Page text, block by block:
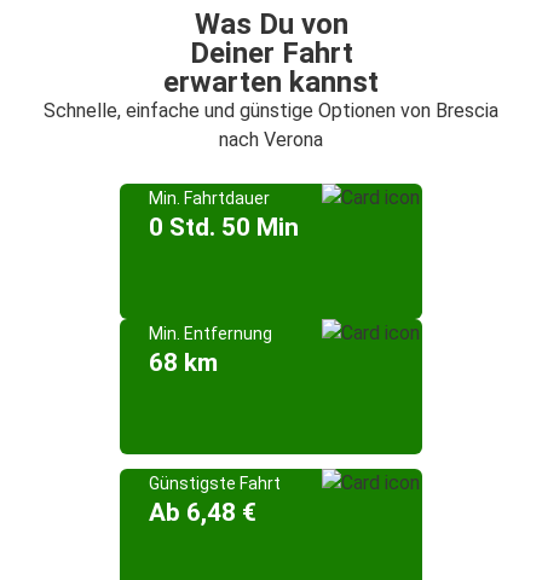
Was Du von
Deiner Fahrt
erwarten kannst
Schnelle, einfache und günstige Optionen von Brescia
nach Verona
Min. Fahrtdauer
0 Std. 50 Min
Min. Entfernung
68 km
Günstigste Fahrt
Ab 6,48 €